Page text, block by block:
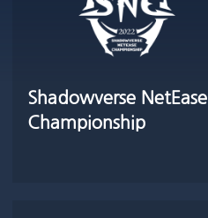
Shadowverse NetEase
Championship